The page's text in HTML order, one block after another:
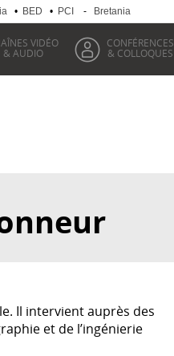
• BED • PCI - Bretania
VIDÉO
& AUDIO
CONFÉRENCES
& COLLOQUES
Il intervient auprès des
et de l’ingénierie